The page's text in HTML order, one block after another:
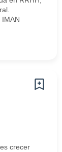
crecer